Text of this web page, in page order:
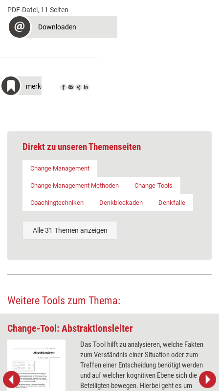
PDF-Datei, 11 Seiten
Downloaden
merken
Direkt zu unseren Themenseiten
Change Management
Change Management Methoden Change-Tools
Coachingtechniken Denkblockaden Denkfalle
Alle 31 Themen anzeigen
Weitere Tools zum Thema:
Change-Tool: Abstraktionsleiter
Das Tool hilft zu analysieren, welche Fakten
zum Verständnis einer Situation oder zum
Treffen einer Entscheidung benötigt werden
und auf welcher kognitiven Ebene sich die
Beteiligten bewegen. Hierbei geht es um